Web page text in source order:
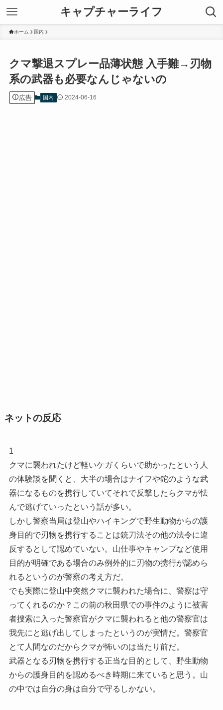
キャプチャーライフ
ホーム 国内
クマ撃退スプレー品薄状態 入手難→刃物
系の武器も必要なんじゃないの
広告 国内 2024-06-16
ネットの反応
1
クマに襲われたけど軽いケガくらいで助かったという人
の体験談を聞くと、大半の場合はナイフや鉈のような武
器になるものを携行していてそれで反撃したらクマが怯
んで逃げていったという話が多い。
しかし警察当局は登山やハイキングで野生動物からの護
身目的で刃物を携行することは銃刀法その他の法令に違
反するとして認めていない。山仕事やキャンプなど使用
目的が明確である場合のみ例外的に刃物の携行が認めら
れるというのが警察の考え方だ。
でも実際に登山中突然クマに襲われた場合に、警察は守
ってくれるのか？この前の秋田県での事件のように被害
者捜索に入った警察官がクマに襲われると他の警察官は
我先にと逃げ出してしまったというのが実情だ。警察官
とて人間なのだからクマが怖いのは当たり前だ。
武器となる刃物を携行する正当な目的として、野生動物
からの護身目的を認めるべき時期に来ていると思う。山
の中では自分の身は自分で守るしかない。